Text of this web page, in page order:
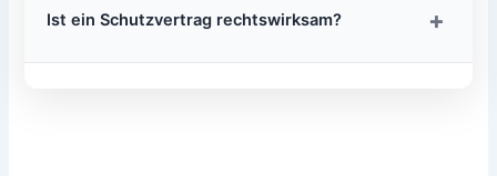
Ist ein Schutzvertrag rechtswirksam? +